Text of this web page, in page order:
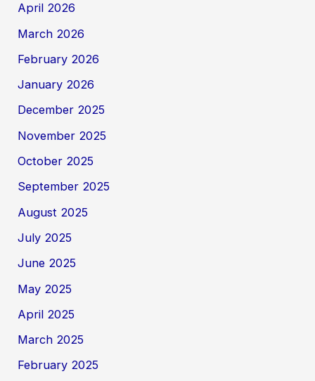
April 2026
March 2026
February 2026
January 2026
December 2025
November 2025
October 2025
September 2025
August 2025
July 2025
June 2025
May 2025
April 2025
March 2025
February 2025